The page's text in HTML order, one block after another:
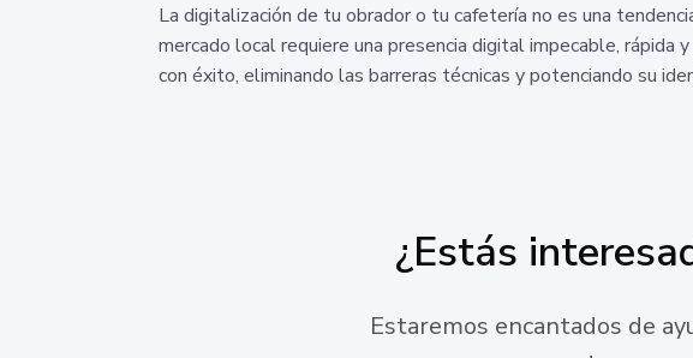
La digitalización de tu obrador o tu cafetería no es una
mercado local requiere una presencia digital impecable, rápida
con éxito, eliminando las barreras técnicas y potenciando su
¿Estás
Estaremos encantados de